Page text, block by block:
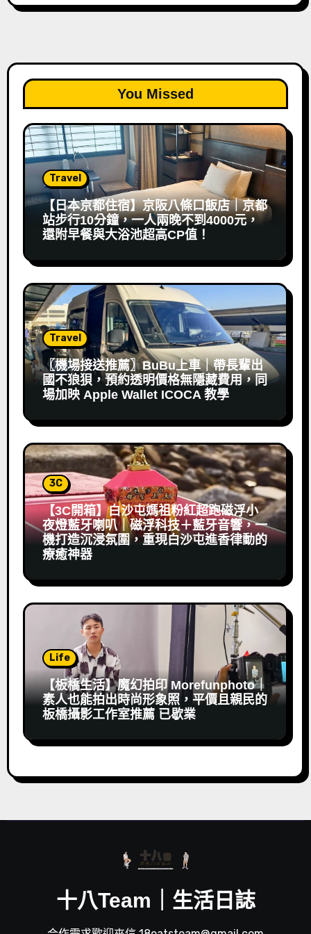
You Missed
Travel
【日本京都住宿】京阪八條口飯店｜京都
站步行10分鐘，一人兩晚不到4000元，
還附早餐與大浴池超高CP值！
Travel
〖機場接送推薦〗BuBu上車｜帶長輩出
國不狼狽，預約透明價格無隱藏費用，同
場加映 Apple Wallet ICOCA 教學
3C
【3C開箱】白沙屯媽祖粉紅超跑磁浮小
夜燈藍牙喇叭｜磁浮科技＋藍牙音響，一
機打造沉浸氛圍，重現白沙屯進香律動的
療癒神器
Life
【板橋生活】魔幻拍印 Morefunphoto｜
素人也能拍出時尚形象照，平價且親民的
板橋攝影工作室推薦 已歇業
十八Team｜生活日誌